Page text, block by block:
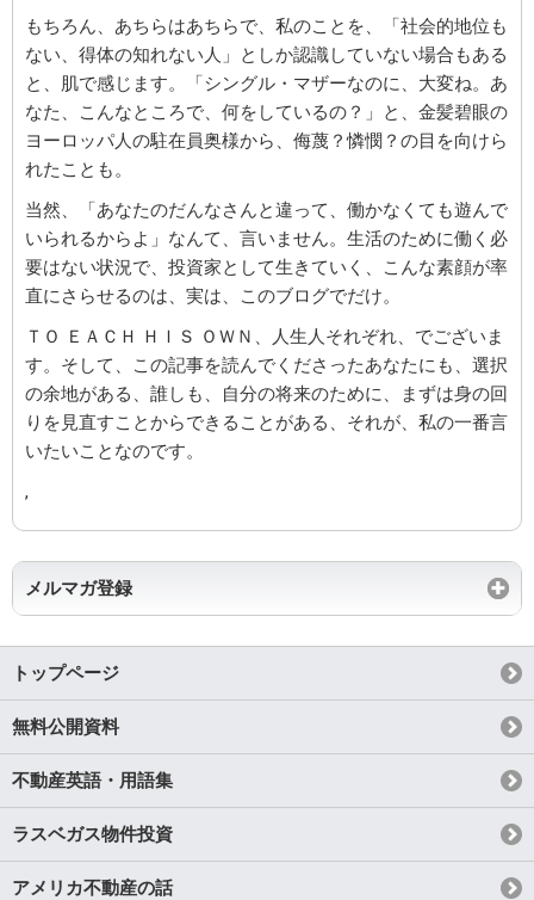
もちろん、あちらはあちらで、私のことを、「社会的地位も
ない、得体の知れない人」としか認識していない場合もある
と、肌で感じます。「シングル・マザーなのに、大変ね。あ
なた、こんなところで、何をしているの？」と、金髪碧眼の
ヨーロッパ人の駐在員奥様から、侮蔑？憐憫？の目を向けら
れたことも。
当然、「あなたのだんなさんと違って、働かなくても遊んで
いられるからよ」なんて、言いません。生活のために働く必
要はない状況で、投資家として生きていく、こんな素顔が率
直にさらせるのは、実は、このブログでだけ。
ＴＯ ＥＡＣＨ ＨＩＳ ＯＷＮ、人生人それぞれ、でございま
す。そして、この記事を読んでくださったあなたにも、選択
の余地がある、誰しも、自分の将来のために、まずは身の回
りを見直すことからできることがある、それが、私の一番言
いたいことなのです。
,
メルマガ登録
トップページ
無料公開資料
不動産英語・用語集
ラスベガス物件投資
アメリカ不動産の話